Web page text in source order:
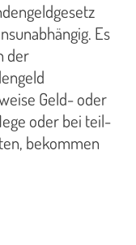
Es
der
Geld- oder
oder bei teil-
bekommen